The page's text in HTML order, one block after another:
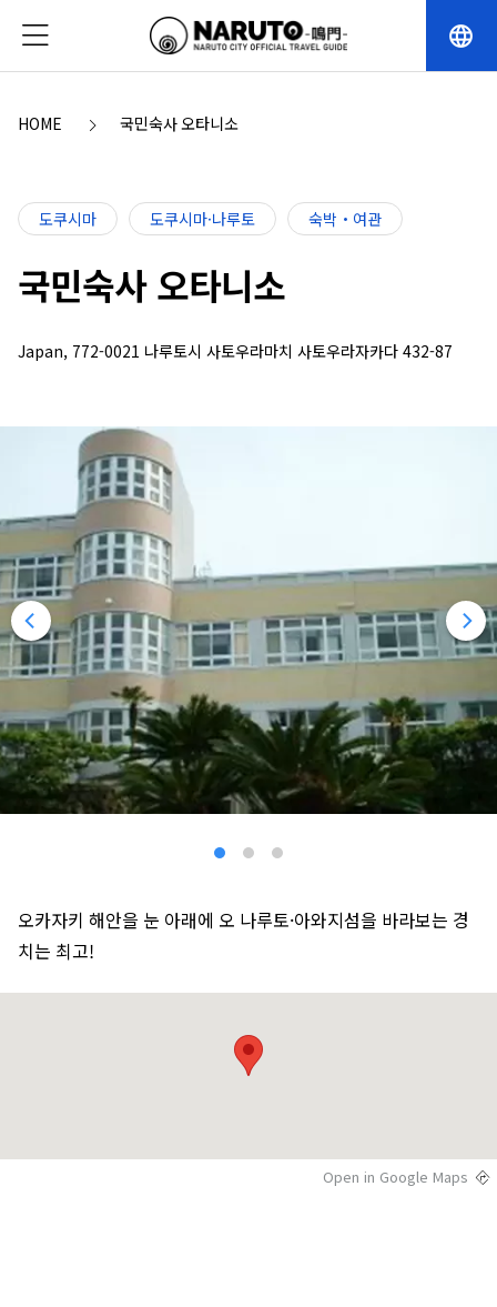
language
HOME 국민숙사 오타니소
도쿠시마 도쿠시마·나루토 숙박・여관
국민숙사 오타니소
Japan, 772-0021 나루토시 사토우라마치 사토우라자카다 432-87
오카자키 해안을 눈 아래에 오 나루토·아와지섬을 바라보는 경
치는 최고!
Open in Google Maps